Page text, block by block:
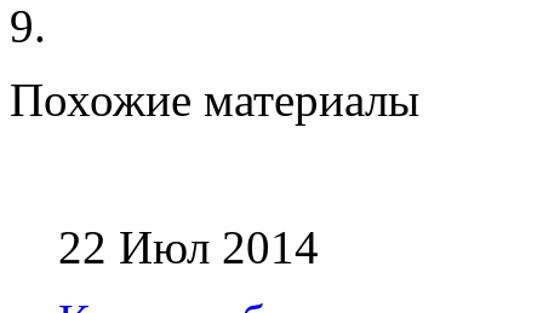
Похожие материалы
22 Июл 2014